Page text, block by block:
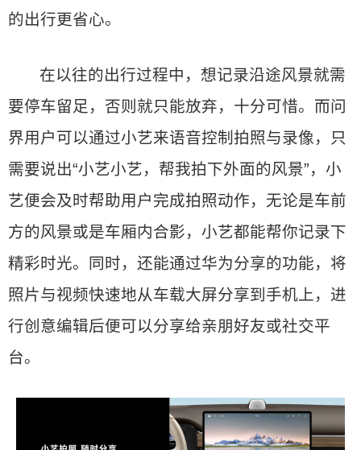
的出行更省心。
在以往的出行过程中，想记录沿途风景就需
要停车留足，否则就只能放弃，十分可惜。而问
界用户可以通过小艺来语音控制拍照与录像，只
需要说出“小艺小艺，帮我拍下外面的风景”，小
艺便会及时帮助用户完成拍照动作，无论是车前
方的风景或是车厢内合影，小艺都能帮你记录下
精彩时光。同时，还能通过华为分享的功能，将
照片与视频快速地从车载大屏分享到手机上，进
行创意编辑后便可以分享给亲朋好友或社交平
台。